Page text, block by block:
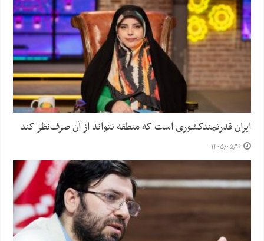
ایران قدرتمندکشوری است که منطقه نتواند از آن صرف‌نظر کند
۱۴۰۵/۰۵/۱۶